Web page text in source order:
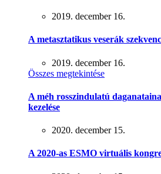
2019. december 16.
A metasztatikus veserák
2019. december 16.
Összes megtekintése
A méh rosszindulatú
kezelése
2020. december 15.
A 2020-as ESMO virtuális